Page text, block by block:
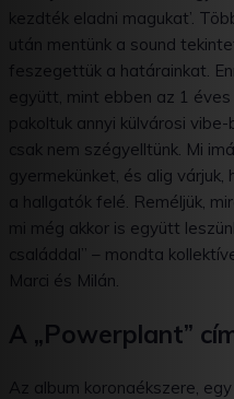
kezdték eladni magukat’.
után mentünk a sound
feszegettük a határainkat.
együtt, mint ebben az 1
pakoltuk annyi külvárosi
csak nem szégyelltünk. Mi
gyermekünket, és alig
a hallgatók felé. Reméljük,
mi még akkor is együtt
családdal” – mondta
Marci és Milán.
A „Powerplant”
Az album koronaékszere,